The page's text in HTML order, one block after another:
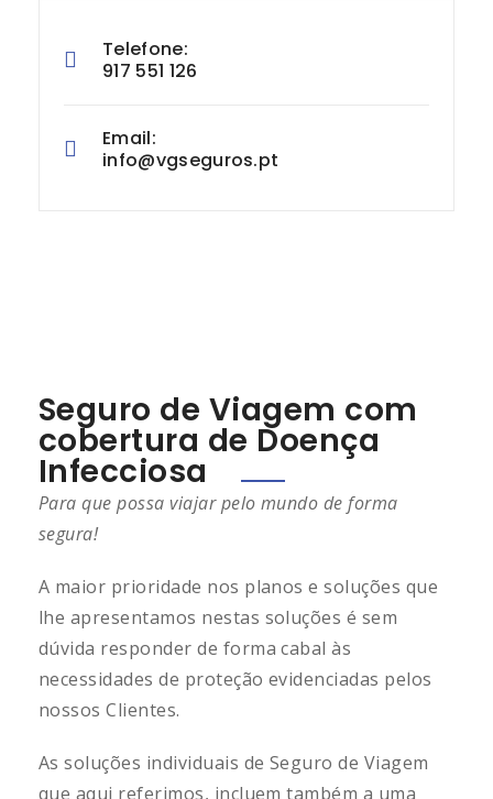
Telefone:
917 551 126
Email:
info@vgseguros.pt
Seguro de Viagem com
cobertura de Doença
Infecciosa
Para que possa viajar pelo mundo de forma
segura!
A maior prioridade nos planos e soluções que
lhe apresentamos nestas soluções é sem
dúvida responder de forma cabal às
necessidades de proteção evidenciadas pelos
nossos Clientes.
As soluções individuais de Seguro de Viagem
que aqui referimos, incluem também a uma